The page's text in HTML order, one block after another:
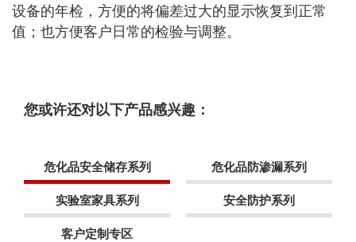
设备的年检，方便的将偏差过大的显示恢复到正常
值；也方便客户日常的检验与调整。
您或许还对以下产品感兴趣：
危化品安全储存系列 危化品防渗漏系列
实验室家具系列 安全防护系列
客户定制专区